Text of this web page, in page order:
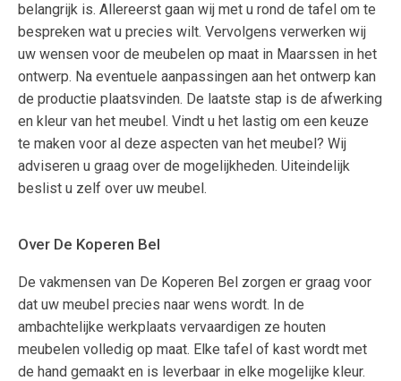
belangrijk is. Allereerst gaan wij met u rond de tafel om te
bespreken wat u precies wilt. Vervolgens verwerken wij
uw wensen voor de meubelen op maat in Maarssen in het
ontwerp. Na eventuele aanpassingen aan het ontwerp kan
de productie plaatsvinden. De laatste stap is de afwerking
en kleur van het meubel. Vindt u het lastig om een keuze
te maken voor al deze aspecten van het meubel? Wij
adviseren u graag over de mogelijkheden. Uiteindelijk
beslist u zelf over uw meubel.
Over De Koperen Bel
De vakmensen van De Koperen Bel zorgen er graag voor
dat uw meubel precies naar wens wordt. In de
ambachtelijke werkplaats vervaardigen ze houten
meubelen volledig op maat. Elke tafel of kast wordt met
de hand gemaakt en is leverbaar in elke mogelijke kleur.